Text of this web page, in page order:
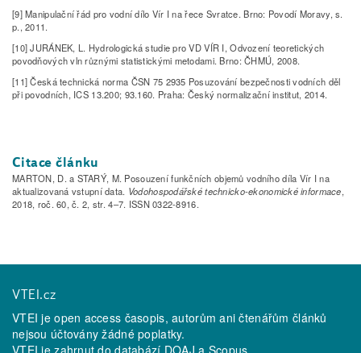
[9] Manipulační řád pro vodní dílo Vír I na řece Svratce. Brno: Povodí Moravy, s.
p., 2011.
[10] JURÁNEK, L. Hydrologická studie pro VD VÍR I, Odvození teoretických
povodňových vln různými statistickými metodami. Brno: ČHMÚ, 2008.
[11] Česká technická norma ČSN 75 2935 Posuzování bezpečnosti vodních děl
při povodních, ICS 13.200; 93.160. Praha: Český normalizační institut, 2014.
Citace článku
MARTON, D. a STARÝ, M. Posouzení funkčních objemů vodního díla Vír I na
aktualizovaná vstupní data. Vodohospodářské technicko-ekonomické informace,
2018, roč. 60, č. 2, str. 4–7. ISSN 0322-8916.
VTEI.cz
VTEI je open access časopis, autorům ani čtenářům článků
nejsou účtovány žádné poplatky.